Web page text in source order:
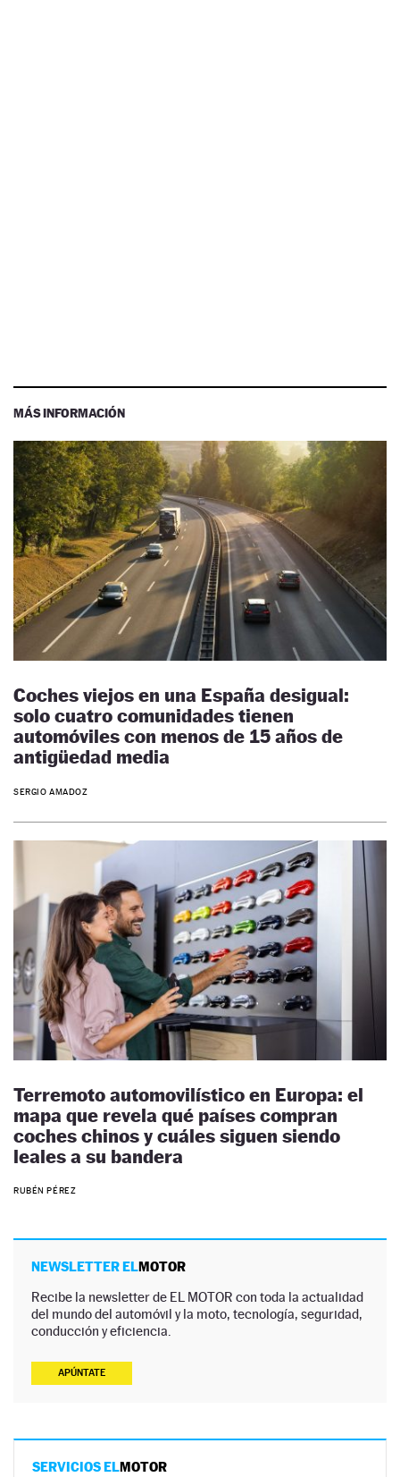
MÁS INFORMACIÓN
Coches viejos en una España desigual:
solo cuatro comunidades tienen
automóviles con menos de 15 años de
antigüedad media
SERGIO AMADOZ
Terremoto automovilístico en Europa: el
mapa que revela qué países compran
coches chinos y cuáles siguen siendo
leales a su bandera
RUBÉN PÉREZ
NEWSLETTER ELMOTOR
Recibe la newsletter de EL MOTOR con toda la actualidad
del mundo del automóvil y la moto, tecnología, seguridad,
conducción y eficiencia.
APÚNTATE
SERVICIOS ELMOTOR